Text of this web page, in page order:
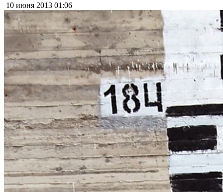
10 июня 2013 01:06